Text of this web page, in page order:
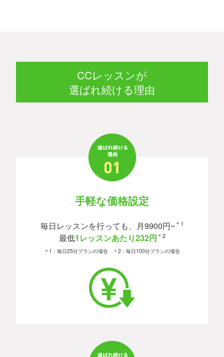
CCレッスンが
選ばれ続ける理由
手軽な価格設定
毎日レッスンを行っても、月9900円~ ＊1
最低1レッスンあたり232円 ＊2
＊1：毎日25分プランの場合 ＊2：毎日100分プランの場合